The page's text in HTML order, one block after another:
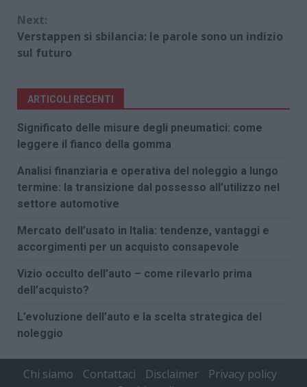
Next:
Verstappen si sbilancia: le parole sono un indizio
sul futuro
ARTICOLI RECENTI
Significato delle misure degli pneumatici: come
leggere il fianco della gomma
Analisi finanziaria e operativa del noleggio a lungo
termine: la transizione dal possesso all’utilizzo nel
settore automotive
Mercato dell’usato in Italia: tendenze, vantaggi e
accorgimenti per un acquisto consapevole
Vizio occulto dell’auto – come rilevarlo prima
dell’acquisto?
L’evoluzione dell’auto e la scelta strategica del
noleggio
Chi siamo Contattaci Disclaimer
Privacy policy